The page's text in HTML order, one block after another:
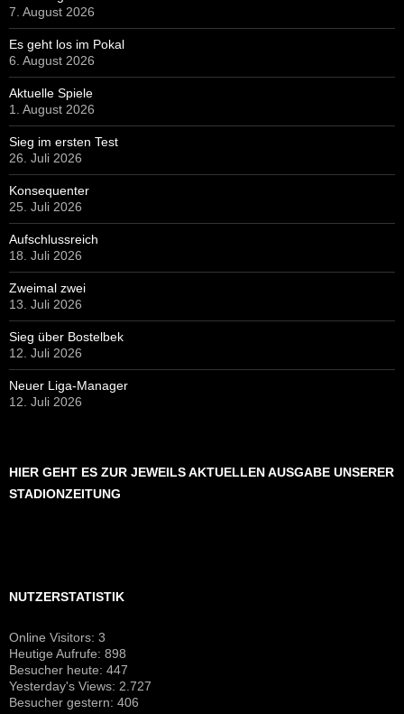
7. August 2026
Es geht los im Pokal
6. August 2026
Aktuelle Spiele
1. August 2026
Sieg im ersten Test
26. Juli 2026
Konsequenter
25. Juli 2026
Aufschlussreich
18. Juli 2026
Zweimal zwei
13. Juli 2026
Sieg über Bostelbek
12. Juli 2026
Neuer Liga-Manager
12. Juli 2026
HIER GEHT ES ZUR JEWEILS AKTUELLEN AUSGABE UNSERER
STADIONZEITUNG
NUTZERSTATISTIK
Online Visitors: 3
Heutige Aufrufe: 898
Besucher heute: 447
Yesterday's Views: 2.727
Besucher gestern: 406